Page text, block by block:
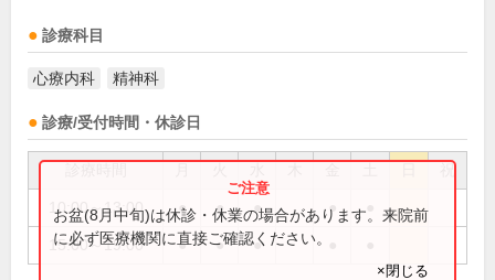
診療科目
心療内科 精神科
診療/受付時間・休診日
祝
10:00～13:00 ● ● ● ●
15:00～19:00 ● ● ●
お盆(8月中旬)は休診・休業の場合があります。来院前
に必ず医療機関に直接ご確認ください。
×閉じる